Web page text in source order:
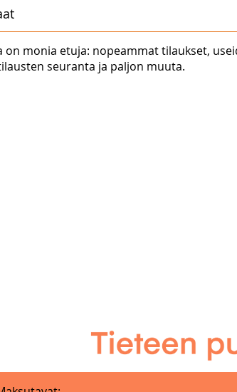
on monia etuja: nopeammat tilaukset,
seuranta ja paljon muuta.